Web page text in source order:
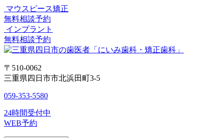
マウスピース矯正
無料相談予約
インプラント
無料相談予約
〒510-0062
三重県四日市市北浜田町3-5
059-353-5580
24時間受付中
WEB予約